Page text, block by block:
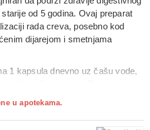
od 5 godina. Ovaj preparat
rada creva, posebno kod
dijarejom i smetnjama
1 kapsula dnevno uz čašu vode,
može ponoviti. Ovaj
u apotekama.